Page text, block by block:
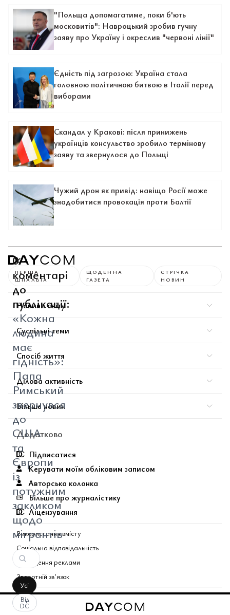
"Польща допомагатиме, поки б'ють
московитів": Навроцький зробив гучну
заяву про Україну і окреслив "червоні лінії"
Єдність під загрозою: Україна стала
головною політичною битвою в Італії перед
виборами
Скандал у Кракові: після принижень
українців консульство зробило термінову
заяву та звернулося до Польщі
Чужий дрон як привід: навіщо Росії може
знадобитися провокація проти Балтії
0
коментарі
до
публікації:
«Кожна
людина
має
гідність»:
Папа
Римський
звернувся
до
США
та
Європи
із
потужним
закликом
щодо
мігрантів
Усі
Від
DC
ПЕРША
ШПАЛЬТА
ЩОДЕННА
ГАЗЕТА
СТРІЧКА
НОВИН
Новини світу
Суспільні теми
Спосіб життя
Ділова активність
Більше новин
Додатково
Підписатися
Керувати моїм обліковим записом
Авторська колонка
Більше про журналістику
Ліцензування
Використання вмісту
Соціальна відповідальність
Розміщення реклами
Зворотній звʼязок
Поєднані теми газети